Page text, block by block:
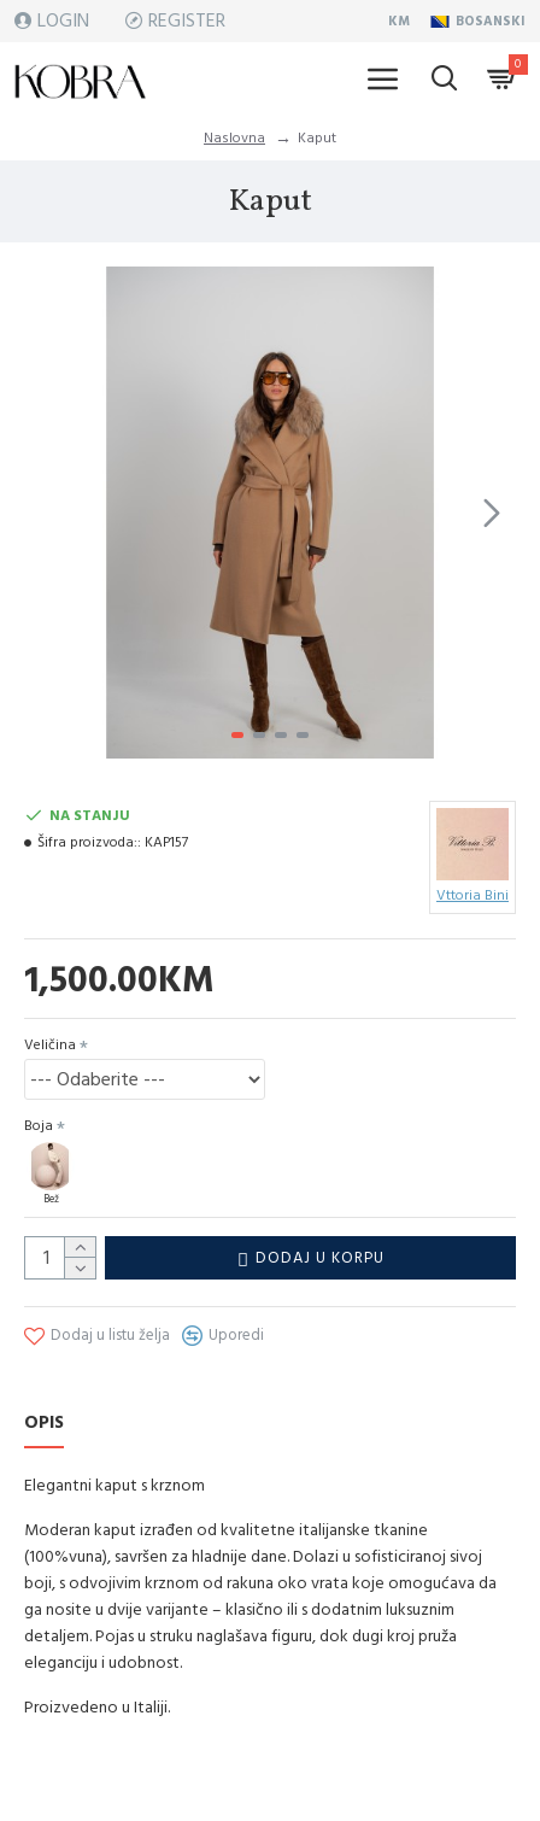
LOGIN REGISTER KM BOSANSKI
0
Naslovna Kaput
Kaput
1,500.00KM
NA STANJU
Šifra proizvoda:: KAP157
Vttoria Bini
Veličina
Boja
Bež
DODAJ U KORPU
Dodaj u listu želja Uporedi
OPIS
Elegantni kaput s krznom
Moderan kaput izrađen od kvalitetne italijanske tkanine
(100%vuna), savršen za hladnije dane. Dolazi u sofisticiranoj sivoj
boji, s odvojivim krznom od rakuna oko vrata koje omogućava da
ga nosite u dvije varijante – klasično ili s dodatnim luksuznim
detaljem. Pojas u struku naglašava figuru, dok dugi kroj pruža
eleganciju i udobnost.
Proizvedeno u Italiji.